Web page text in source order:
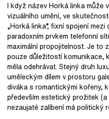
I když název Horká linka může
vizuálního umění, ve
„Horká linka“, fixní spojení
paradoxním prvkem telefonní
maximální propojitelnost. Je to
pouze důležitostí komunikace,
měla odehrávat. Stejný druh
uměleckým dílem v prostoru
diváka s romantickými kořeny,
především estetický prožitek
nezaujaté zalíbení má politický